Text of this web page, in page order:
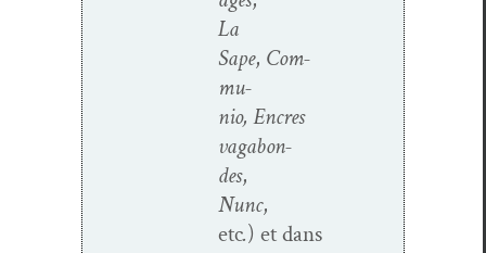
La
Sape, Com­
mu­
nio, Encres
vagabon­
des,
Nunc,
etc.) et dans